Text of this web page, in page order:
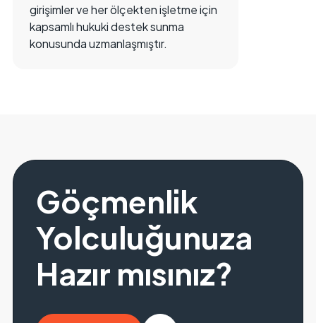
girişimler ve her ölçekten işletme için
kapsamlı hukuki destek sunma
konusunda uzmanlaşmıştır.
Göçmenlik
Yolculuğunuza
Hazır mısınız?